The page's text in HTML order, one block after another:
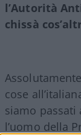
l’Autorità
chissà
cose
siamo passati
l’uomo della